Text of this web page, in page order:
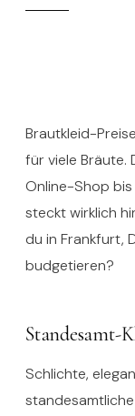
Brautkleid-
für viele Bräute.
Online-Shop
steckt wirklich
du in Frankfurt,
budgetieren?
Standesamt-
Schlichte,